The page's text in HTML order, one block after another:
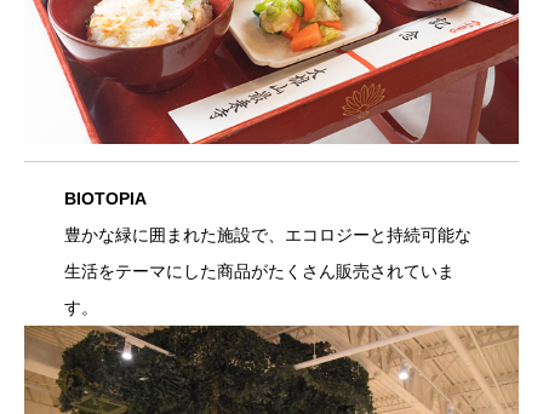
BIOTOPIA
豊かな緑に囲まれた施設で、エコロジーと持続可能な
生活をテーマにした商品がたくさん販売されていま
す。